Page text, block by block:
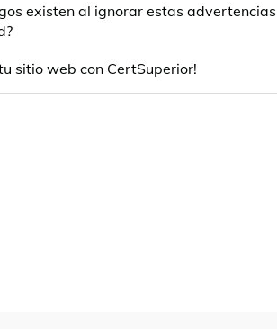
existen al ignorar estas
sitio web con CertSuperior!